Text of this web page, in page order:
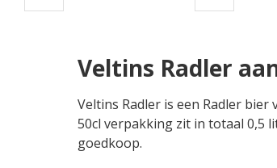
Veltins Radler
Veltins Radler is een Radler
50cl verpakking zit in totaal 0,5
goedkoop.